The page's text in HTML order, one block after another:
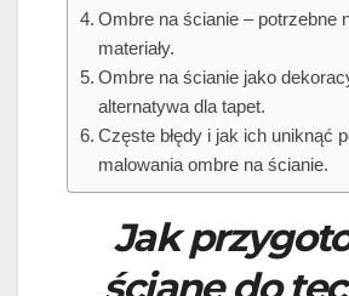
Ombre na ścianie – potrzebne
materiały.
Ombre na ścianie jako
alternatywa dla tapet.
Częste błędy i jak ich uniknąć
malowania ombre na ścianie.
Jak